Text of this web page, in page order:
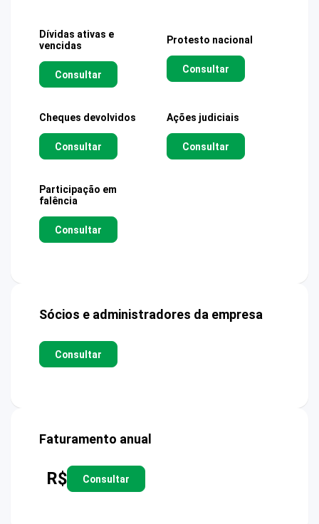
Dívidas ativas e
vencidas
Consultar
Protesto nacional
Consultar
Cheques devolvidos
Consultar
Ações judiciais
Consultar
Participação em
falência
Consultar
Sócios e administradores da empresa
Consultar
Faturamento anual
R$ Consultar